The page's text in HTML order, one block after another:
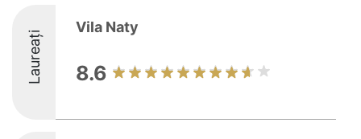
Laureați
Vila Naty
8.6